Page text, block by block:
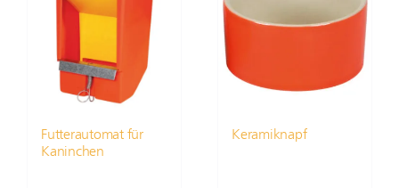
Futterautomat für
Kaninchen
Keramiknapf